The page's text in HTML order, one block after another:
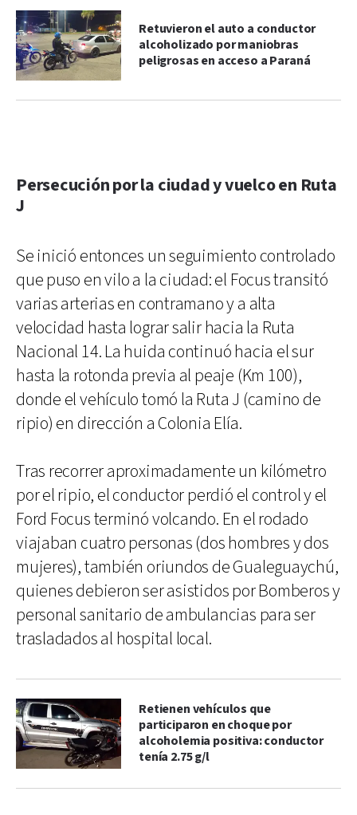
Retuvieron el auto a conductor
alcoholizado por maniobras
peligrosas en acceso a Paraná
Persecución por la ciudad y vuelco en Ruta
J
Se inició entonces un seguimiento controlado
que puso en vilo a la ciudad: el Focus transitó
varias arterias en contramano y a alta
velocidad hasta lograr salir hacia la Ruta
Nacional 14. La huida continuó hacia el sur
hasta la rotonda previa al peaje (Km 100),
donde el vehículo tomó la Ruta J (camino de
ripio) en dirección a Colonia Elía.
Tras recorrer aproximadamente un kilómetro
por el ripio, el conductor perdió el control y el
Ford Focus terminó volcando. En el rodado
viajaban cuatro personas (dos hombres y dos
mujeres), también oriundos de Gualeguaychú,
quienes debieron ser asistidos por Bomberos y
personal sanitario de ambulancias para ser
trasladados al hospital local.
Retienen vehículos que
participaron en choque por
alcoholemia positiva: conductor
tenía 2.75 g/l